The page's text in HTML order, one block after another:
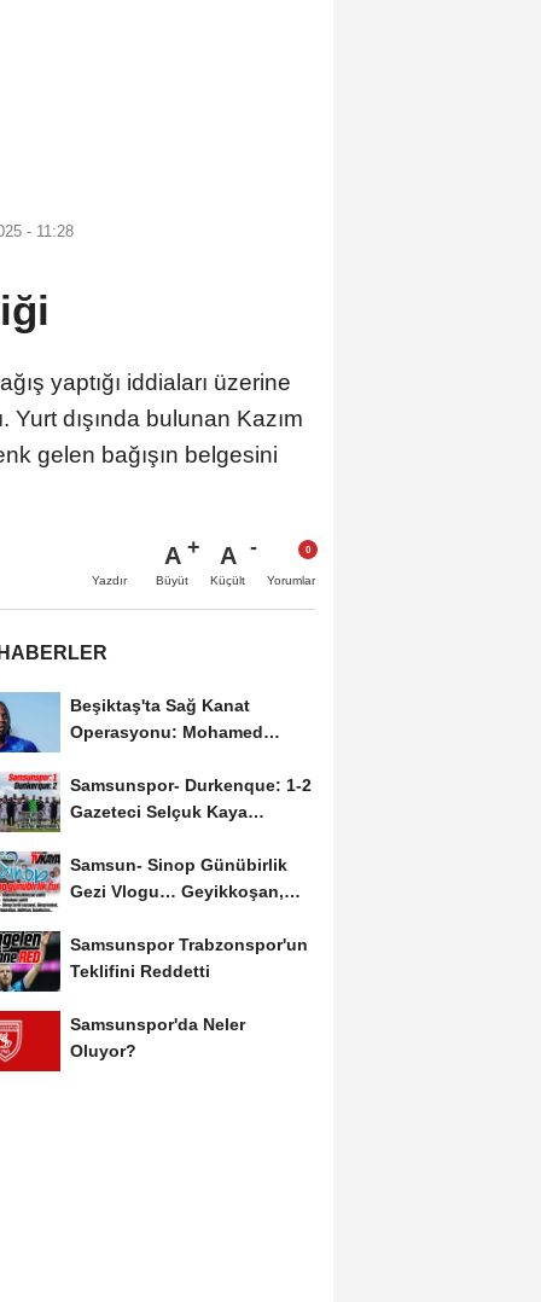
- 11:28
yaptığı iddiaları üzerine
Yurt dışında bulunan Kazım
gelen bağışın belgesini
Yazdır
A
Büyüt
A
Küçült Yorumlar
Beşiktaş'ta Sağ Kanat
Operasyonu: Mohamed
Samsunspor- Durkenque: 1-2
Gazeteci Selçuk Kaya
Samsun- Sinop Günübirlik
Gezi Vlogu… Geyikkoşan,
Samsunspor Trabzonspor'un
Teklifini Reddetti
Samsunspor'da Neler
Oluyor?